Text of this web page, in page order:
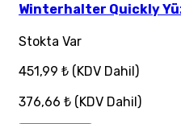
Winterhalter Quickly
Stokta Var
451,99 ₺ (KDV Dahil)
376,66 ₺ (KDV Dahil)